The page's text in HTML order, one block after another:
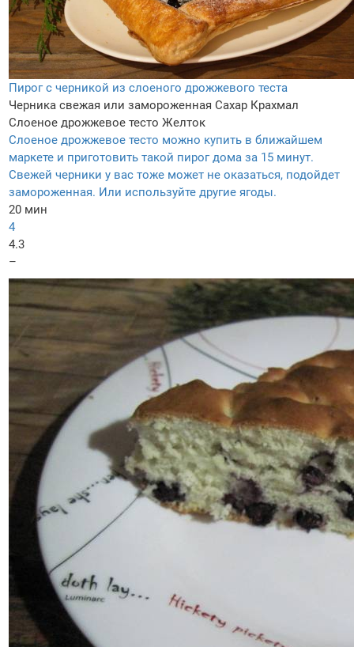
Пирог с черникой из слоеного дрожжевого теста
Черника свежая или замороженная Сахар Крахмал
Слоеное дрожжевое тесто Желток
Слоеное дрожжевое тесто можно купить в ближайшем
маркете и приготовить такой пирог дома за 15 минут.
Свежей черники у вас тоже может не оказаться, подойдет
замороженная. Или используйте другие ягоды.
20 мин
4
4.3
–